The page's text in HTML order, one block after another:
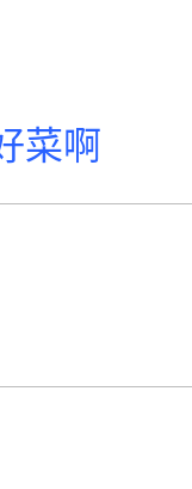
菜啊